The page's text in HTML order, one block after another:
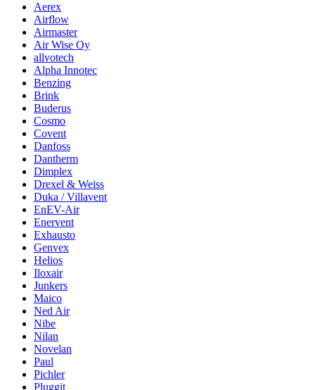
Aerex
Airflow
Airmaster
Air Wise Oy
allvotech
Alpha Innotec
Benzing
Brink
Buderus
Cosmo
Covent
Danfoss
Dantherm
Dimplex
Drexel & Weiss
Duka / Villavent
EnEV-Air
Enervent
Exhausto
Genvex
Helios
Iloxair
Junkers
Maico
Ned Air
Nibe
Nilan
Novelan
Paul
Pichler
Pluggit